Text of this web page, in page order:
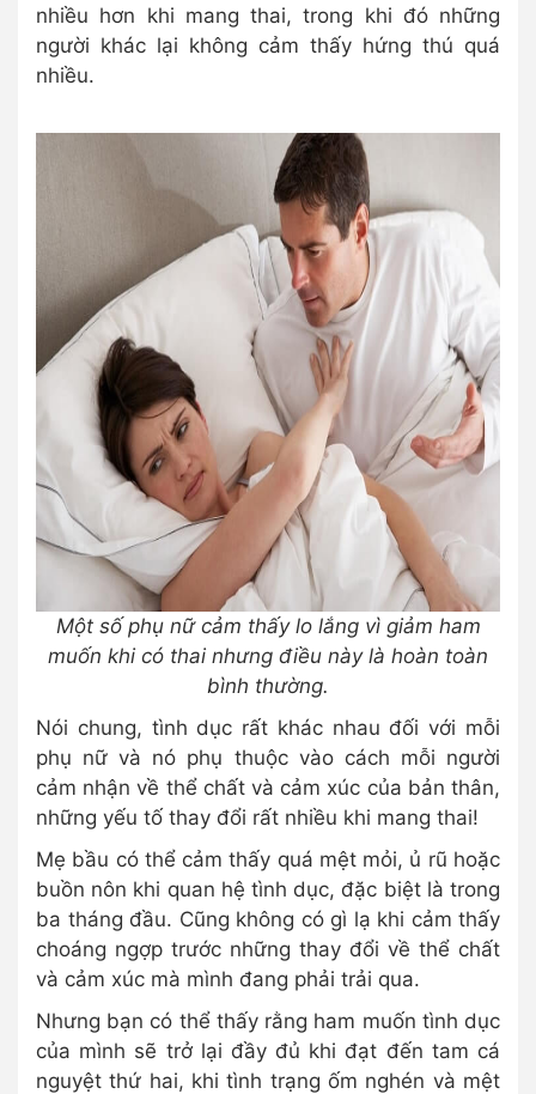
nhiều hơn khi mang thai, trong khi đó những
người khác lại không cảm thấy hứng thú quá
nhiều.
Một số phụ nữ cảm thấy lo lắng vì giảm ham
muốn khi có thai nhưng điều này là hoàn toàn
bình thường.
Nói chung, tình dục rất khác nhau đối với mỗi
phụ nữ và nó phụ thuộc vào cách mỗi người
cảm nhận về thể chất và cảm xúc của bản thân,
những yếu tố thay đổi rất nhiều khi mang thai!
Mẹ bầu có thể cảm thấy quá mệt mỏi, ủ rũ hoặc
buồn nôn khi quan hệ tình dục, đặc biệt là trong
ba tháng đầu. Cũng không có gì lạ khi cảm thấy
choáng ngợp trước những thay đổi về thể chất
và cảm xúc mà mình đang phải trải qua.
Nhưng bạn có thể thấy rằng ham muốn tình dục
của mình sẽ trở lại đầy đủ khi đạt đến tam cá
nguyệt thứ hai, khi tình trạng ốm nghén và mệt